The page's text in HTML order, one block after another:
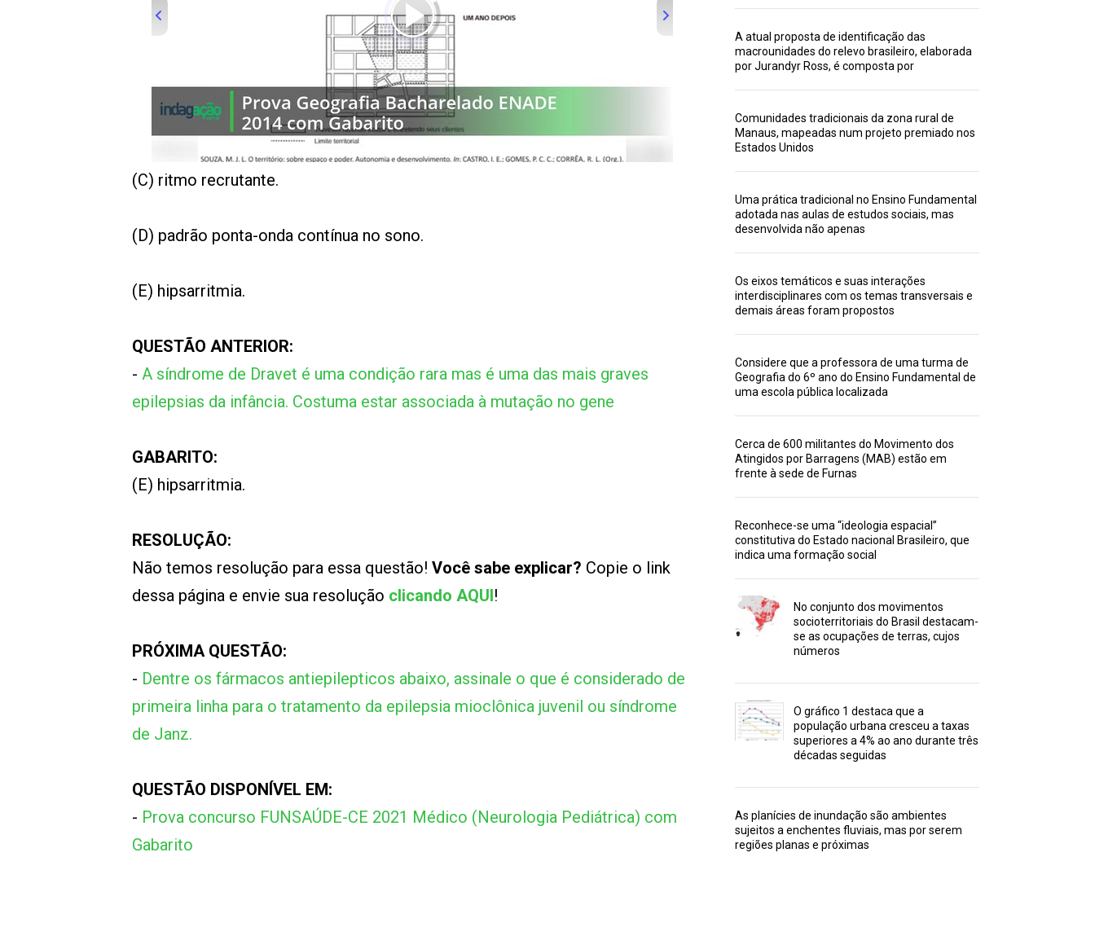
(C) ritmo recrutante.
(D) padrão ponta-onda contínua no sono.
(E) hipsarritmia.
QUESTÃO ANTERIOR:
- A síndrome de Dravet é uma condição rara mas é uma das mais graves
epilepsias da infância. Costuma estar associada à mutação no gene
GABARITO:
(E) hipsarritmia.
RESOLUÇÃO:
Não temos resolução para essa questão! Você sabe explicar? Copie o link
dessa página e envie sua resolução clicando AQUI!
PRÓXIMA QUESTÃO:
- Dentre os fármacos antiepilepticos abaixo, assinale o que é considerado de
primeira linha para o tratamento da epilepsia mioclônica juvenil ou síndrome
de Janz.
QUESTÃO DISPONÍVEL EM:
- Prova concurso FUNSAÚDE-CE 2021 Médico (Neurologia Pediátrica) com
Gabarito
A atual proposta de identificação das
macrounidades do relevo brasileiro, elaborada
por Jurandyr Ross, é composta por
Comunidades tradicionais da zona rural de
Manaus, mapeadas num projeto premiado nos
Estados Unidos
Uma prática tradicional no Ensino Fundamental
adotada nas aulas de estudos sociais, mas
desenvolvida não apenas
Os eixos temáticos e suas interações
interdisciplinares com os temas transversais e
demais áreas foram propostos
Considere que a professora de uma turma de
Geografia do 6º ano do Ensino Fundamental de
uma escola pública localizada
Cerca de 600 militantes do Movimento dos
Atingidos por Barragens (MAB) estão em
frente à sede de Furnas
Reconhece-se uma “ideologia espacial”
constitutiva do Estado nacional Brasileiro, que
indica uma formação social
No conjunto dos movimentos
socioterritoriais do Brasil destacam-
se as ocupações de terras, cujos
números
O gráfico 1 destaca que a
população urbana cresceu a taxas
superiores a 4% ao ano durante três
décadas seguidas
As planícies de inundação são ambientes
sujeitos a enchentes fluviais, mas por serem
regiões planas e próximas